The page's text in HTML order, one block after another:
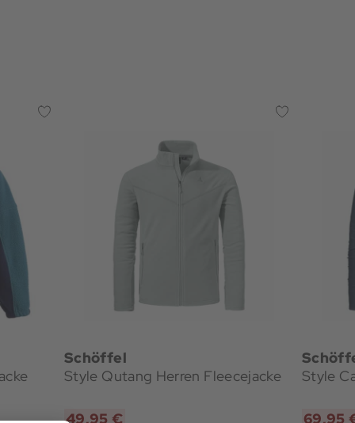
Schöffel
Style Qutang Herren Fleecejacke
49,95 €
Style
69,95